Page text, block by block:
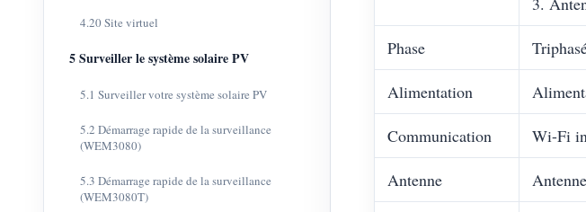
4.20 Site virtuel
5 Surveiller le système solaire PV
5.1 Surveiller votre système solaire PV
5.2 Démarrage rapide de la surveillance
(WEM3080)
5.3 Démarrage rapide de la surveillance
(WEM3080T)
Phase
Alimentation
Communication Wi-Fi
Antenne